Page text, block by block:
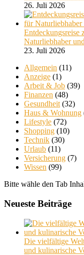
26. Juli 2026
Entdeckungsreise
Naturliebhaber
23. Juli 2026
Allgemein (11)
Anzeige (1)
Arbeit & Job (39)
Finanzen (48)
Gesundheit (32)
Haus & Wohnung
Lifestyle (72)
Shopping (10)
Technik (30)
Urlaub (11)
Versicherung (7)
Wissen (99)
Bitte wähle den Tab
Neueste Beiträge
Die vielfältige
und kulinarische